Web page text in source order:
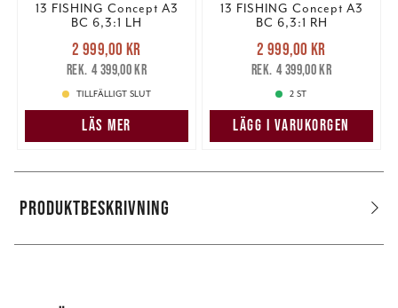
13 FISHING Concept A3
BC 6,3:1 LH
Nuvarande pris
2 999,00 krTidigare pris
4 399,00 kr
2 999,00 kr
4 399,00 kr
TILLFÄLLIGT SLUT
LÄS MER
13 FISHING Concept A3
BC 6,3:1 RH
Nuvarande pris
2 999,00 krTidigare pris
4 399,00 kr
2 999,00 kr
4 399,00 kr
2 ST
LÄGG I VARUKORGEN
PRODUKTBESKRIVNING